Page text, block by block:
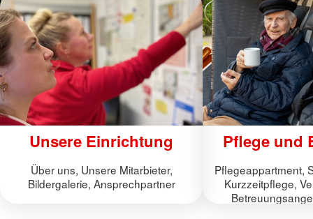
Unsere Einrichtung
Über uns, Unsere Mitarbieter,
Bildergalerie, Ansprechpartner
Pflege und
Pflegeappartment,
Kurzzeitpflege,